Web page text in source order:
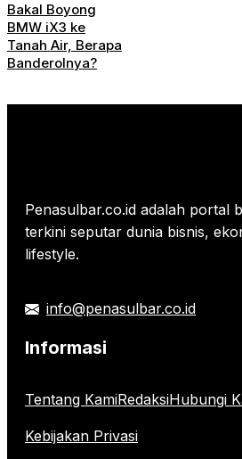
Bakal Boyong
BMW iX3 ke
Tanah Air, Berapa
Banderolnya?
Penasulbar.co.id adalah portal
terkini seputar dunia bisnis,
lifestyle.
info@penasulbar.co.id
Informasi
Tentang KamiRedaksiHubungi
Kebijakan Privasi